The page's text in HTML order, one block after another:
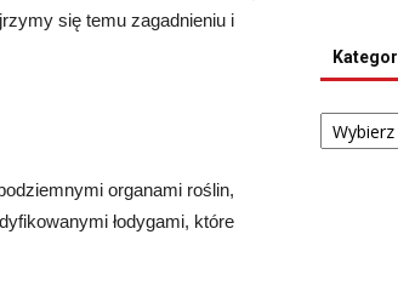
się temu zagadnieniu i
organami roślin,
łodygami, które
Kategorie